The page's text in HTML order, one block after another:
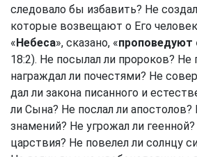
следовало бы избавить? Не
которые возвещают о Его
«Небеса», сказано, «
18:2). Не посылал ли пророков? Не
награждал ли почестями? Не
дал ли закона писанного и
ли Сына? Не послал ли апостолов?
знамений? Не угрожал ли
царствия? Не повелел ли солнцу